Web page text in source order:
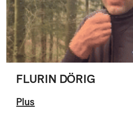
FLURIN DÖRIG
Plus